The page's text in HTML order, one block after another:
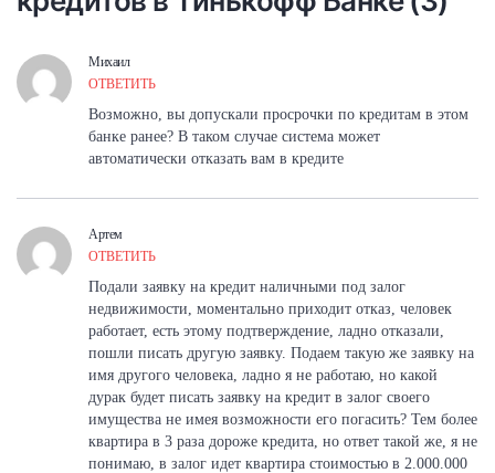
Михаил
ОТВЕТИТЬ
Возможно, вы допускали просрочки по кредитам в этом
банке ранее? В таком случае система может
автоматически отказать вам в кредите
Артем
ОТВЕТИТЬ
Подали заявку на кредит наличными под залог
недвижимости, моментально приходит отказ, человек
работает, есть этому подтверждение, ладно отказали,
пошли писать другую заявку. Подаем такую же заявку на
имя другого человека, ладно я не работаю, но какой
дурак будет писать заявку на кредит в залог своего
имущества не имея возможности его погасить? Тем более
квартира в 3 раза дороже кредита, но ответ такой же, я не
понимаю, в залог идет квартира стоимостью в 2.000.000